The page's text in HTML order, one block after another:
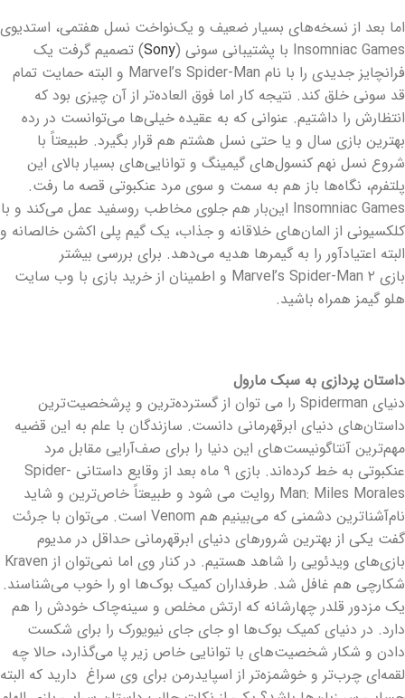
اما بعد از نسخه‌های بسیار ضعیف و یک‌نواخت نسل هفتمی، استدیوی
Insomniac Games با پشتیبانی سونی (
Sony) تصمیم گرفت یک
فرانچایز جدیدی را با نام Marvel’s Spider-Man و البته حمایت تمام
قد سونی خلق کند. نتیجه کار اما فوق العاده‌تر از آن‌ چیزی بود که
انتظارش را داشتیم. عنوانی که به عقیده‌ خیلی‌ها می‌توانست در رده
بهترین بازی سال و یا حتی نسل هشتم هم قرار بگیرد. طبیعتاً با
شروع نسل نهم کنسول‌های گیمینگ و توانایی‌های بسیار بالای این
پلتفرم، نگاه‌ها باز هم به سمت و سوی مرد عنکبوتی قصه ما رفت.
Insomniac Games این‌بار هم جلوی مخاطب روسفید عمل می‌کند و با
کلکسیونی از المان‌های خلاقانه و جذاب، یک گیم پلی اکشن خالصانه و
البته اعتیادآور را به گیمرها هدیه می‌دهد. برای بررسی بیشتر
بازی Marvel’s Spider-Man ۲ و اطمینان از خرید بازی با وب سایت
هلو گیمز همراه باشید.
داستان پردازی به سبک مارول
دنیای Spiderman را می توان از گسترده‌ترین و پرشخصیت‌ترین
داستان‌های دنیای ابرقهرمانی دانست. سازندگان با علم به این قضیه
مهم‌ترین آنتاگونیست‌های این دنیا را برای صف‌آرایی مقابل مرد
عنکبوتی به خط کرده‌اند. بازی ۹ ماه بعد از وقایع داستانی Spider-
Man: Miles Morales روایت می شود و طبیعتاً خاص‌ترین و شاید
نام‌آشنا‌ترین دشمنی که می‌بینیم هم Venom است. می‌توان با جرئت
گفت یکی از بهترین شرورهای دنیای ابرقهرمانی حداقل در مدیوم
بازی‌های ویدئویی را شاهد هستیم. در کنار وی اما نمی‌توان از Kraven
شکارچی هم غافل شد. طرفداران کمیک بوک‌ها او را خوب می‌شناسند.
یک مزدور قلدر چهارشانه که ارتش مخلص و سینه‌چاک خودش را هم
دارد. در دنیای کمیک بوک‌ها او جای جای نیویورک را برای شکست
دادن و شکار شخصیت‌های با توانایی خاص زیر پا می‌گذارد، حالا چه
لقمه‌ای چرب‌تر و خوشمزه‌تر از اسپایدرمن برای وی سراغ دارید که البته